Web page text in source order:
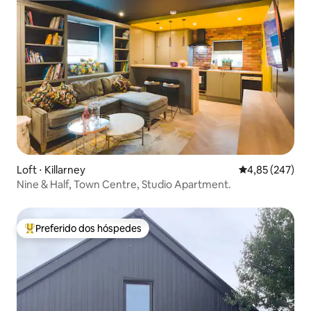
Loft ⋅ Killarney 4,85 de uma
4,85 (247)
Nine & Half, Town Centre, Studio Apartment.
Entre os melhores preferidos dos hóspedes
Preferido dos hóspedes